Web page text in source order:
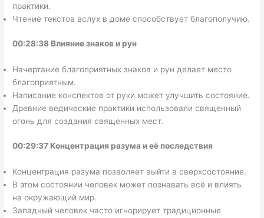
практики.
Чтение текстов вслух в доме способствует благополучию.
00:28:38 Влияние знаков и рун
Начертание благоприятных знаков и рун делает место
благоприятным.
Написание конспектов от руки может улучшить состояние.
Древние ведические практики использовали священный
огонь для создания священных мест.
00:29:37 Концентрация разума и её последствия
Концентрация разума позволяет выйти в сверхсостояние.
В этом состоянии человек может познавать всё и влиять
на окружающий мир.
Западный человек часто игнорирует традиционные